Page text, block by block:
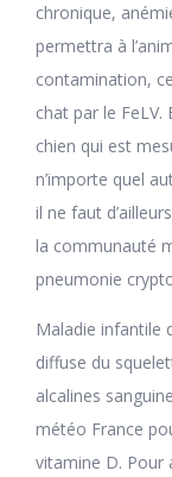
chronique,
permettra à
contamination,
chat par le FeLV.
chien qui est
n’importe quel
il ne faut
la communauté
pneumonie
Maladie infantile
diffuse du
alcalines
météo France
vitamine D. Pour